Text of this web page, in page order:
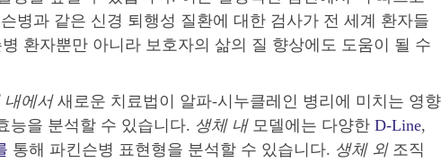
병과 같은 신경 퇴행성 질환에 대한 검사가 전 세계 환자들
환자뿐만 아니라 보호자의 삶의 질 향상에도 도움이 될 수
내에서새로운 치료법이 알파-시누클레인 병리에 미치는 영향
능을 분석할 수 있습니다. 생체 내모델에는 다양한 D-Line,
통해 파킨슨병 표현형을 분석할 수 있습니다. 생체 외조직